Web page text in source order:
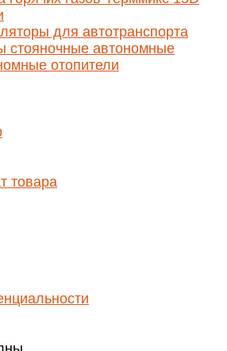
для автотранспорта
стояночные автономные
отопители
товара